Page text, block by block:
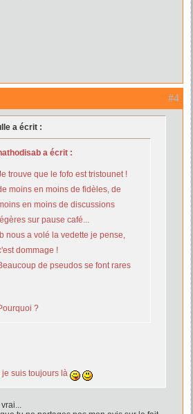
#4
a écrit :
a écrit :
trouve que le fofo est tristounet !
moins en moins de fidèles, de
en moins de discussions
sur pause café...
nous a volé la vedette je pense,
dommage !
de pseudos se font rares
?
je suis toujours là